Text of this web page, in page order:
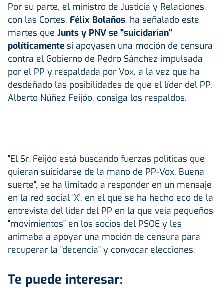
Por su parte, el ministro de Justicia y Relaciones
con las Cortes, Félix Bolaños, ha señalado este
martes que Junts y PNV se "suicidarían"
políticamente si apoyasen una moción de censura
contra el Gobierno de Pedro Sánchez impulsada
por el PP y respaldada por Vox, a la vez que ha
desdeñado las posibilidades de que el líder del PP,
Alberto Núñez Feijóo, consiga los respaldos.
"El Sr. Feijóo está buscando fuerzas políticas que
quieran suicidarse de la mano de PP-Vox. Buena
suerte", se ha limitado a responder en un mensaje
en la red social 'X', en el que se ha hecho eco de la
entrevista del líder del PP en la que veía pequeños
"movimientos" en los socios del PSOE y les
animaba a apoyar una moción de censura para
recuperar la "decencia" y convocar elecciones.
Te puede interesar: